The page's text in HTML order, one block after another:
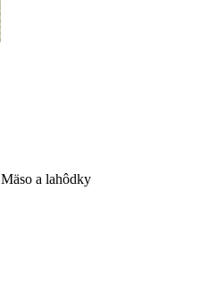
Mäso a lahôdky